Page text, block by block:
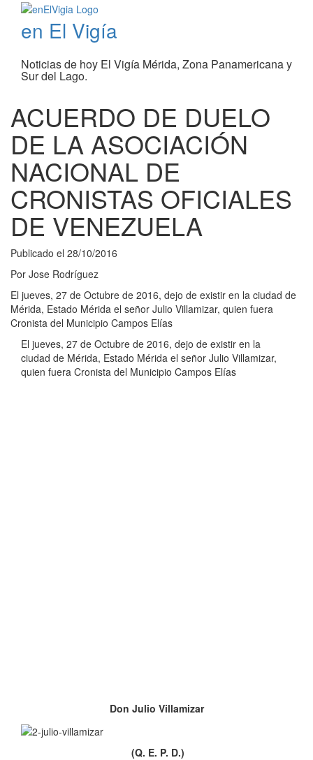
en El Vigía
Noticias de hoy El Vigía Mérida, Zona Panamericana y
Sur del Lago.
ACUERDO DE DUELO
DE LA ASOCIACIÓN
NACIONAL DE
CRONISTAS OFICIALES
DE VENEZUELA
Publicado el 28/10/2016
Por Jose Rodríguez
El jueves, 27 de Octubre de 2016, dejo de existir en la ciudad de
Mérida, Estado Mérida el señor Julio Villamizar, quien fuera
Cronista del Municipio Campos Elías
El jueves, 27 de Octubre de 2016, dejo de existir en la
ciudad de Mérida, Estado Mérida el señor Julio Villamizar,
quien fuera Cronista del Municipio Campos Elías
Don Julio Villamizar
(Q. E. P. D.)